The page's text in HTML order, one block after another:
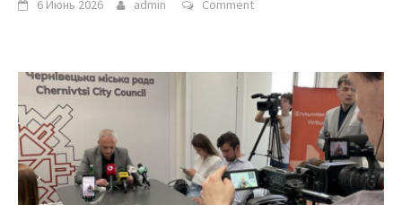
6 Июнь 2026 admin Comment